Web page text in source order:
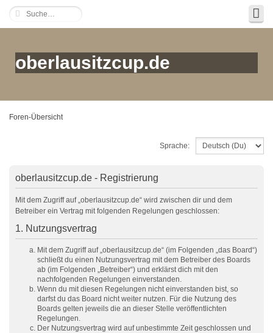
oberlausitzcup.de
Foren-Übersicht
Sprache:
oberlausitzcup.de - Registrierung
Mit dem Zugriff auf „oberlausitzcup.de“ wird zwischen dir und dem
Betreiber ein Vertrag mit folgenden Regelungen geschlossen:
1. Nutzungsvertrag
Mit dem Zugriff auf „oberlausitzcup.de“ (im Folgenden „das Board“)
schließt du einen Nutzungsvertrag mit dem Betreiber des Boards
ab (im Folgenden „Betreiber“) und erklärst dich mit den
nachfolgenden Regelungen einverstanden.
Wenn du mit diesen Regelungen nicht einverstanden bist, so
darfst du das Board nicht weiter nutzen. Für die Nutzung des
Boards gelten jeweils die an dieser Stelle veröffentlichten
Regelungen.
Der Nutzungsvertrag wird auf unbestimmte Zeit geschlossen und